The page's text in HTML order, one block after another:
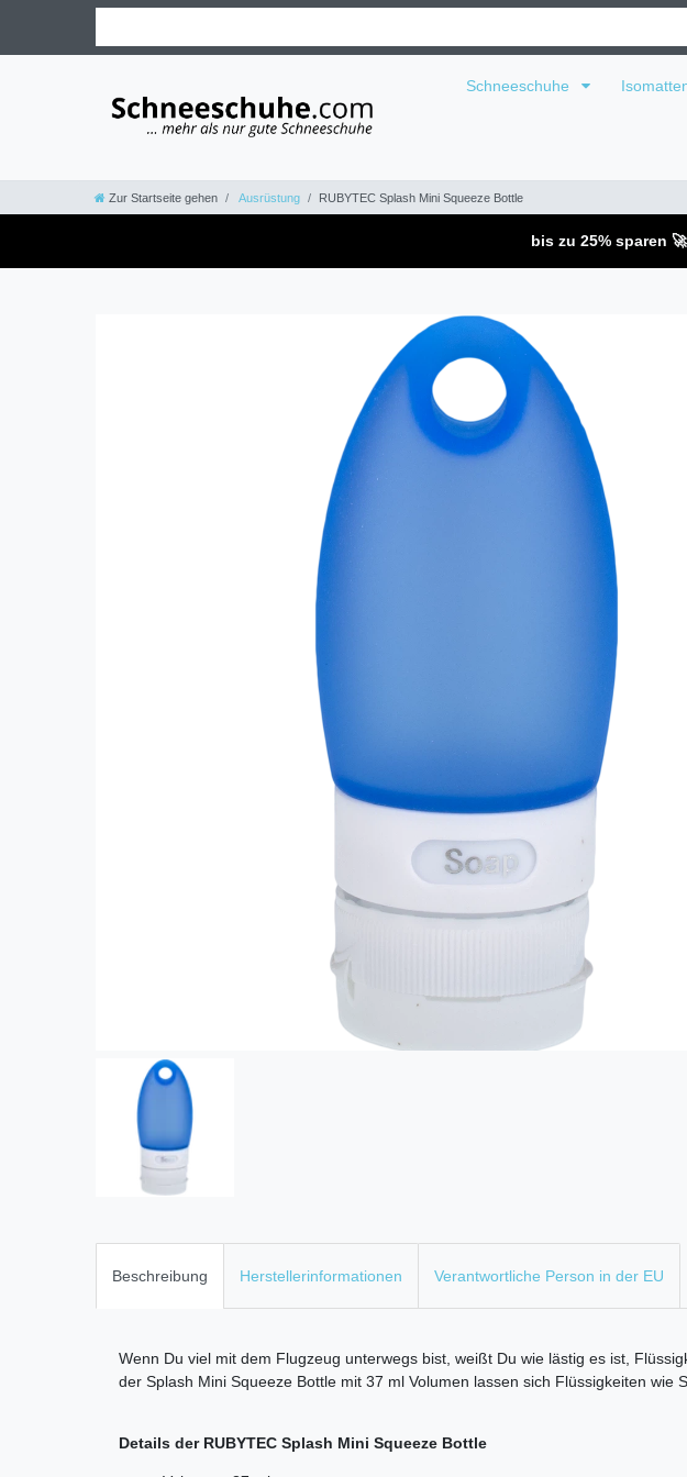
Schneeschuhe
Zur Startseite gehen Ausrüstung RUBYTEC Splash Mini Squeeze Bottle
bis zu 25% sparen 🚀
Beschreibung Herstellerinformationen Verantwortliche Person in der EU
Wenn Du viel mit dem Flugzeug unterwegs bist, weißt Du wie lästig es ist,
der Splash Mini Squeeze Bottle mit 37 ml Volumen lassen sich Flüssigkeiten wie
Details der RUBYTEC Splash Mini Squeeze Bottle